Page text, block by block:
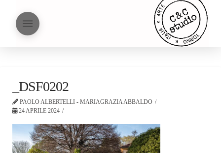
_DSF0202
PAOLO ALBERTELLI - MARIAGRAZIA ABBALDO
24 APRILE 2024